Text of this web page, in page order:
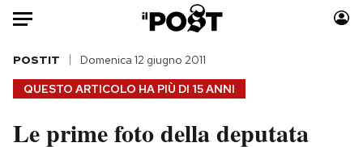
Auto
HOME
Italia
Moda
QUESTO ARTICOLO HA PIÙ DI 15 ANNI
POSTIT Domenica 12 giugno 2011
Le prime foto della deputata